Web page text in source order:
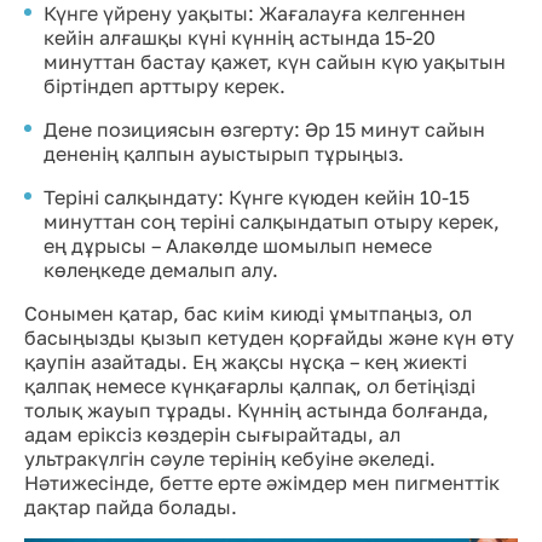
Күнге үйрену уақыты: Жағалауға келгеннен
кейін алғашқы күні күннің астында 15-20
минуттан бастау қажет, күн сайын күю уақытын
біртіндеп арттыру керек.
Дене позициясын өзгерту: Әр 15 минут сайын
дененің қалпын ауыстырып тұрыңыз.
Теріні салқындату: Күнге күюден кейін 10-15
минуттан соң теріні салқындатып отыру керек,
ең дұрысы – Алакөлде шомылып немесе
көлеңкеде демалып алу.
Сонымен қатар, бас киім киюді ұмытпаңыз, ол
басыңызды қызып кетуден қорғайды және күн өту
қаупін азайтады. Ең жақсы нұсқа – кең жиекті
қалпақ немесе күнқағарлы қалпақ, ол бетіңізді
толық жауып тұрады. Күннің астында болғанда,
адам еріксіз көздерін сығырайтады, ал
ультракүлгін сәуле терінің кебуіне әкеледі.
Нәтижесінде, бетте ерте әжімдер мен пигменттік
дақтар пайда болады.